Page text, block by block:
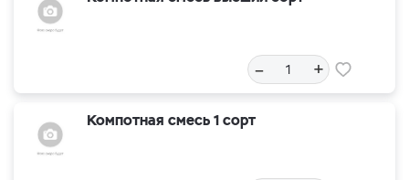
– +
Компотная смесь 1 сорт